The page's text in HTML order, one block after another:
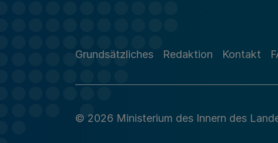
Grundsätzliches Redaktion Kontakt
© 2026 Ministerium des Innern des